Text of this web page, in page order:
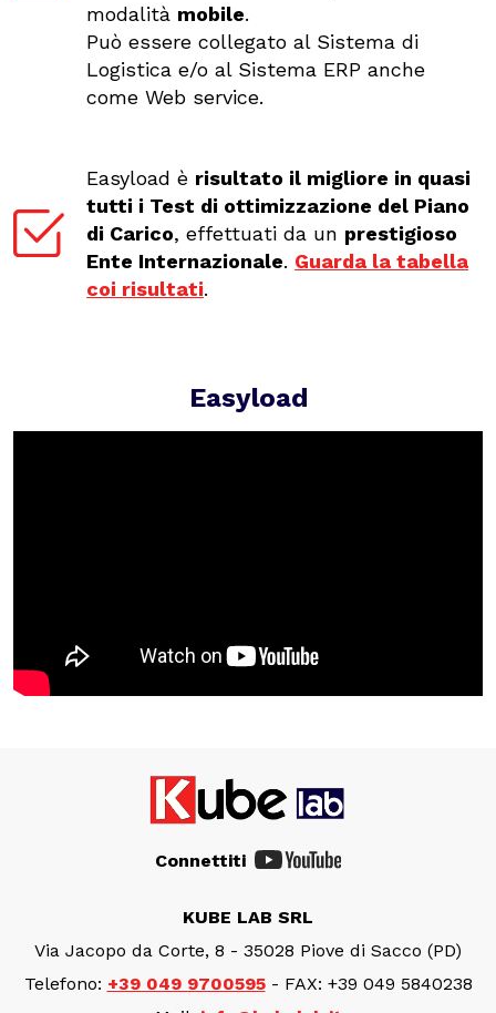
modalità mobile.
Può essere collegato al Sistema di
Logistica e/o al Sistema ERP anche
come Web service.
Easyload è risultato il migliore in quasi
tutti i Test di ottimizzazione del Piano
di Carico, effettuati da un prestigioso
Ente Internazionale. Guarda la tabella
coi risultati.
Easyload
Connettiti
KUBE LAB SRL
Via Jacopo da Corte, 8 - 35028 Piove di Sacco (PD)
Telefono: +39 049 9700595- FAX: +39 049 5840238